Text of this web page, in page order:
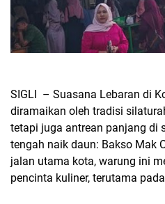
SIGLI – Suasana Lebaran di
diramaikan oleh tradisi
tetapi juga antrean panjang di
tengah naik daun: Bakso Mak
jalan utama kota, warung ini
pencinta kuliner, terutama